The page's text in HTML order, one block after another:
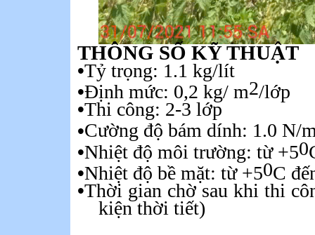
THÔNG SỐ KỸ THUẬT
•Tỷ trọng: 1.1 kg/lít
•Định mức: 0,2 kg/ m2/lớp
•Thi công: 2-3 lớp
•Cường độ bám dính: 1.0 N/
•Nhiệt độ môi trường: từ +50
•Nhiệt độ bề mặt: từ +50C
•Thời gian chờ sau khi thi
kiện thời tiết)